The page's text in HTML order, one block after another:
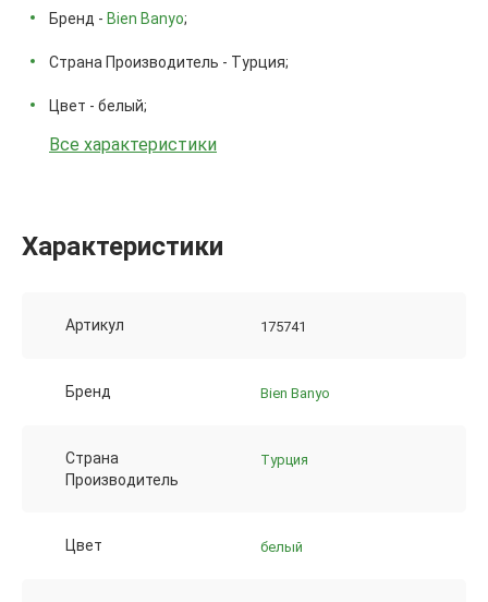
Бренд - Bien Banyo;
Страна Производитель - Турция;
Цвет - белый;
Все характеристики
Характеристики
Артикул 175741
Бренд Bien Banyo
Страна
Производитель
Турция
Цвет белый